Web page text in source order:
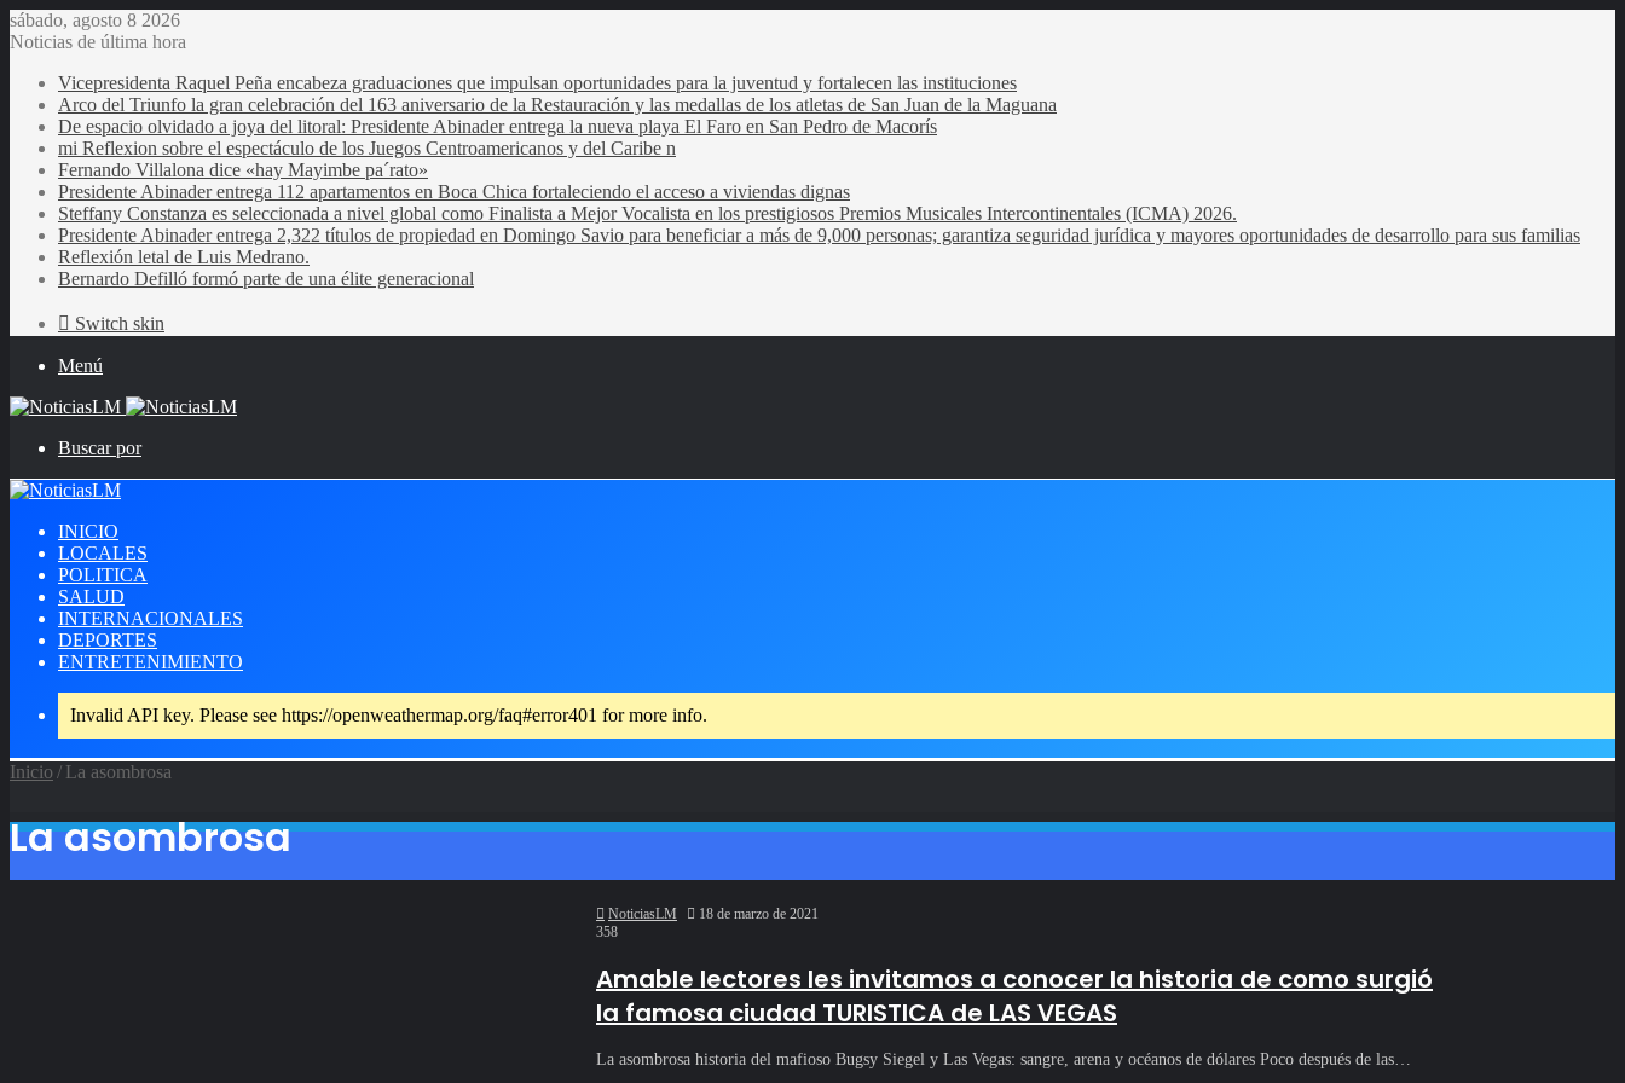
sábado, agosto 8 2026
Noticias de última hora
Vicepresidenta Raquel Peña encabeza graduaciones que impulsan oportunidades para la juventud y fortalecen las instituciones
Arco del Triunfo la gran celebración del 163 aniversario de la Restauración y las medallas de los atletas de San Juan de la Maguana
De espacio olvidado a joya del litoral: Presidente Abinader entrega la nueva playa El Faro en San Pedro de Macorís
mi Reflexion sobre el espectáculo de los Juegos Centroamericanos y del Caribe n
Fernando Villalona dice «hay Mayimbe pa´rato»
Presidente Abinader entrega 112 apartamentos en Boca Chica fortaleciendo el acceso a viviendas dignas
Steffany Constanza es seleccionada a nivel global como Finalista a Mejor Vocalista en los prestigiosos Premios Musicales Intercontinentales (ICMA) 2026.
Presidente Abinader entrega 2,322 títulos de propiedad en Domingo Savio para beneficiar a más de 9,000 personas; garantiza seguridad jurídica y mayores oportunidades de desarrollo para sus familias
Reflexión letal de Luis Medrano.
Bernardo Defilló formó parte de una élite generacional
Switch skin
Menú
Buscar por
INICIO
LOCALES
POLITICA
SALUD
INTERNACIONALES
DEPORTES
ENTRETENIMIENTO
Invalid API key. Please see https://openweathermap.org/faq#error401 for more info.
Inicio / La asombrosa
La asombrosa
NoticiasLM
18 de marzo de 2021
358
Amable lectores les invitamos a conocer la historia de como surgió
la famosa ciudad TURISTICA de LAS VEGAS
La asombrosa historia del mafioso Bugsy Siegel y Las Vegas: sangre, arena y océanos de dólares Poco después de las…